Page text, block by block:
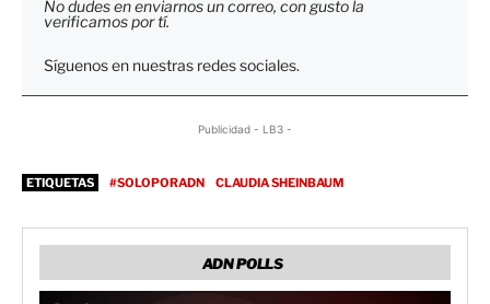
No dudes en enviarnos un correo, con gusto la
verificamos por tí.
Síguenos en nuestras redes sociales.
Publicidad - LB3 -
ETIQUETAS #SOLOPORADN CLAUDIA SHEINBAUM
ADN POLLS